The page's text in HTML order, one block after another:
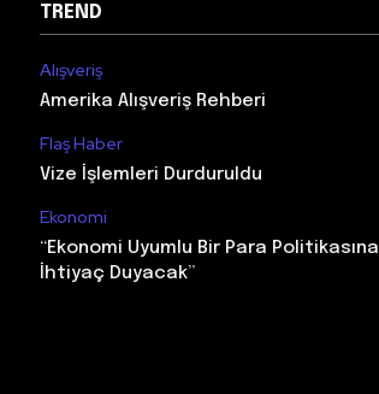
TREND
Alışveriş
Amerika Alışveriş Rehberi
Flaş Haber
Vize İşlemleri Durduruldu
Ekonomi
“Ekonomi Uyumlu Bir Para Politikasına
İhtiyaç Duyacak”